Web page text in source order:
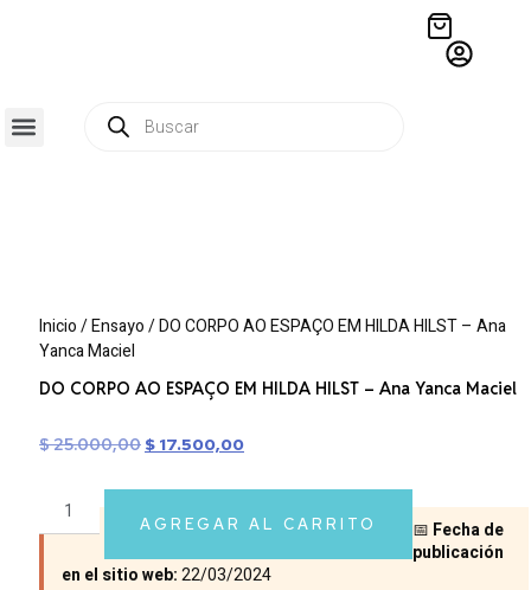
Inicio/Ensayo/ DO CORPO AO ESPAÇO EM HILDA HILST – Ana
Yanca Maciel
DO CORPO AO ESPAÇO EM HILDA HILST – Ana Yanca Maciel
$25.000,00 $ 17.500,00
AGREGAR AL CARRITO 📅 Fecha de
publicación
en el sitio web:22/03/2024